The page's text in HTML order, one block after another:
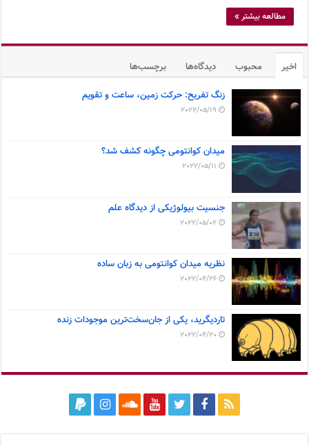
مطالعه بیشتر »
اخیر محبوب دیدگاه‌ها برچسب‌ها
زنگ تفریح: حرکت زمین، ساعت و تقویم
2022/05/19
میدان کوانتومی چگونه کشف شد؟
2022/05/11
جنسیت بیولوژیکی از دیدگاه علم
2022/05/02
نظریه میدان کوانتومی به زبان ساده
2022/04/26
تاردیگرید، یکی از جان‌سخت‌ترین موجودات زنده
2022/04/20